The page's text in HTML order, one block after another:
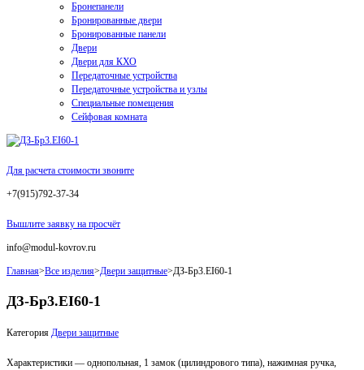
Бронепанели
Бронированные двери
Бронированные панели
Двери
Двери для КХО
Передаточные устройства
Передаточные устройства и узлы
Специальные помещения
Сейфовая комната
Для расчета стоимости звоните
+7(915)792-37-34
Вышлите заявку на просчёт
info@modul-kovrov.ru
Главная>Все изделия>Двери защитные>ДЗ-Бр3.EI60-1
ДЗ-Бр3.EI60-1
Категория Двери защитные
Характеристики — однопольная, 1 замок (цилиндрового типа), нажимная ручка,